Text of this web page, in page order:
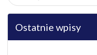
Ostatnie wpisy